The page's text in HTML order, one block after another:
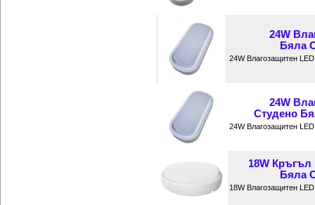
24W
Бяла
24W Влагозащитен
24W
Студено
24W Влагозащитен
18W
Бяла
18W Влагозащитен